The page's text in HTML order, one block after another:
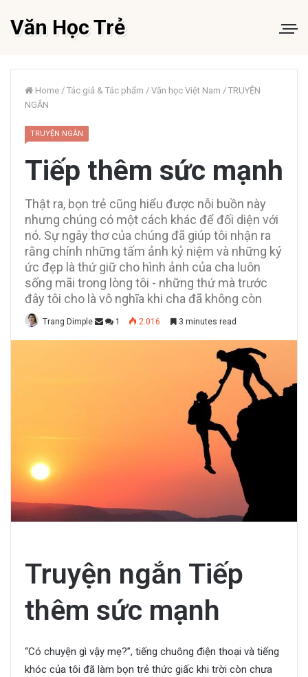
Văn Học Trẻ
Home / Tác giả & Tác phẩm / Văn học Việt Nam / TRUYỆN
NGẮN
TRUYỆN NGẮN
Tiếp thêm sức mạnh
Thật ra, bọn trẻ cũng hiểu được nỗi buồn này
nhưng chúng có một cách khác để đối diện với
nó. Sự ngây thơ của chúng đã giúp tôi nhận ra
rằng chính những tấm ảnh kỷ niệm và những ký
ức đẹp là thứ giữ cho hình ảnh của cha luôn
sống mãi trong lòng tôi - những thứ mà trước
đây tôi cho là vô nghĩa khi cha đã không còn
Trang Dimple 1 2.016 3 minutes read
Truyện ngắn Tiếp
thêm sức mạnh
“Có chuyện gì vậy mẹ?”, tiếng chuông điện thoại và tiếng
khóc của tôi đã làm bọn trẻ thức giấc khi trời còn chưa